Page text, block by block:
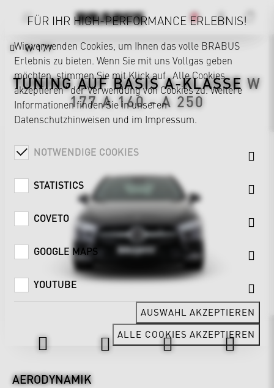
W 177
TUNING AUF BASISA-KLASSE W
177 A 160 - A 250
Design & Exterieur
AERODYNAMIK
FÜR IHR HIGH-PERFORMANCE ERLEBNIS!
Wir verwenden Cookies, um Ihnen das volle BRABUS
Erlebnis zu bieten. Wenn Sie mit uns Vollgas geben
möchten, stimmen Sie mit Klick auf „Alle Cookies
akzeptieren“ der Verwendung von Cookies zu. Weitere
Informationen finden Sie in unseren
Datenschutzhinweisen und im Impressum.
NOTWENDIGE COOKIES
STATISTICS
COVETO
GOOGLE MAPS
YOUTUBE
AUSWAHL AKZEPTIEREN
ALLE COOKIES AKZEPTIEREN